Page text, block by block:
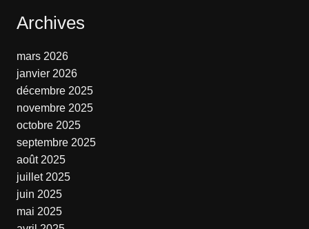
Archives
mars 2026
janvier 2026
décembre 2025
novembre 2025
octobre 2025
septembre 2025
août 2025
juillet 2025
juin 2025
mai 2025